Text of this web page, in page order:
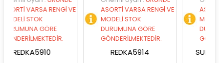
RENGİ VE
GÖRE
ASORTİ VARSA RENGİ VE
MODELİ STOK
DURUMUNA GÖRE
GÖNDERİLMEKTEDİR.
REDKA5914
ASORTİ VARSA
MODELİ STOK
DURUMUNA GÖRE